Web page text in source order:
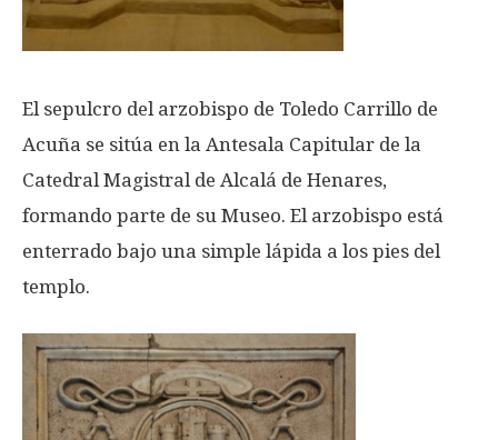
El sepulcro del arzobispo de Toledo Carrillo de
Acuña se sitúa en la Antesala Capitular de la
Catedral Magistral de Alcalá de Henares,
formando parte de su Museo. El arzobispo está
enterrado bajo una simple lápida a los pies del
templo.